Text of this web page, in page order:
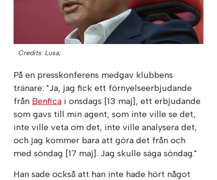
Credits: Lusa;
På en presskonferens medgav klubbens
tränare: "Ja, jag fick ett förnyelseerbjudande
från Benfica i onsdags [13 maj], ett erbjudande
som gavs till min agent, som inte ville se det,
inte ville veta om det, inte ville analysera det,
och jag kommer bara att göra det från och
med söndag [17 maj]. Jag skulle säga söndag."
Han sade också att han inte hade hört något